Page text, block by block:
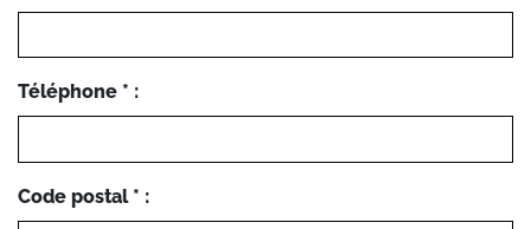
Téléphone * :
Code postal * :